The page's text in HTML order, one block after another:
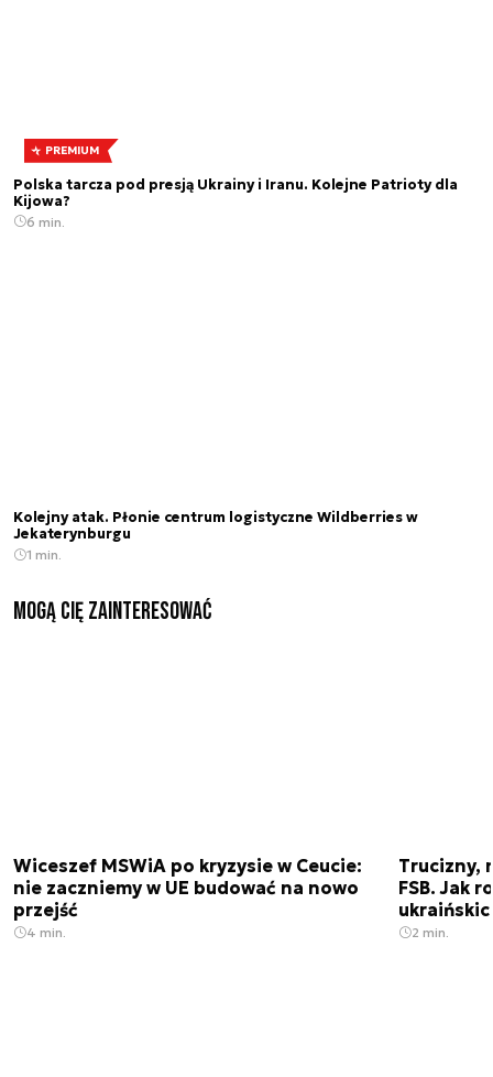
PREMIUM
Polska tarcza pod presją Ukrainy i Iranu. Kolejne Patrioty dla
Kijowa?
6 min.
Kolejny atak. Płonie centrum logistyczne Wildberries w
Jekaterynburgu
1 min.
Mogą Cię zainteresować
Wiceszef MSWiA po kryzysie w Ceucie:
nie zaczniemy w UE budować na nowo
przejść
4 min.
Trucizny,
FSB. Jak
2 min.